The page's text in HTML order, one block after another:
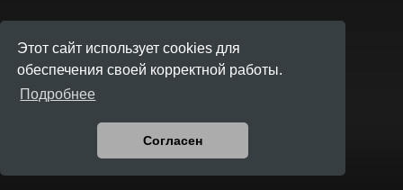
Этот сайт использует cookies для
обеспечения своей корректной работы.
Подробнее
Согласен